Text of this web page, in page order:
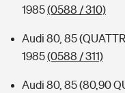
1985(0588 / 310)
Audi 80, 85
1985(0588 / 311)
Audi 80, 85 (80,90